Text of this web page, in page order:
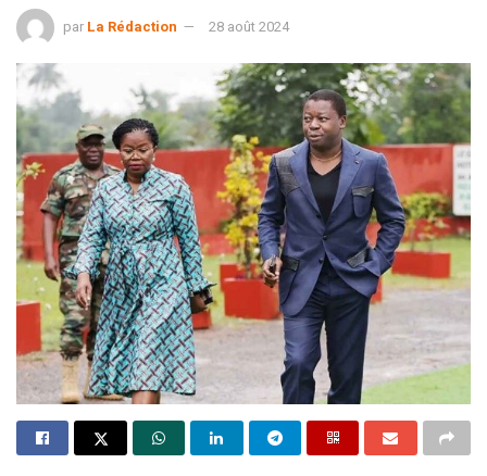
par La Rédaction 28 août 2024